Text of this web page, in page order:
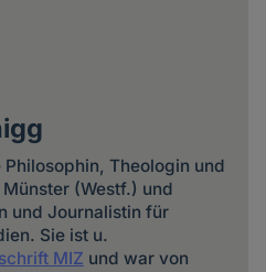
Theologin und
(Westf.) und
und Journalistin für
Sie ist u.
MIZ und war von